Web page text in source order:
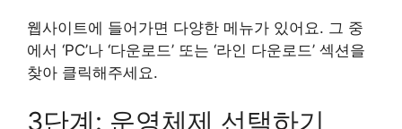
웹사이트에 들어가면 다양한 메뉴가 있어요. 그 중
에서 ‘PC’나 ‘다운로드’ 또는 ‘라인 다운로드’ 섹션을
찾아 클릭해주세요.
3단계: 운영체제 선택하기